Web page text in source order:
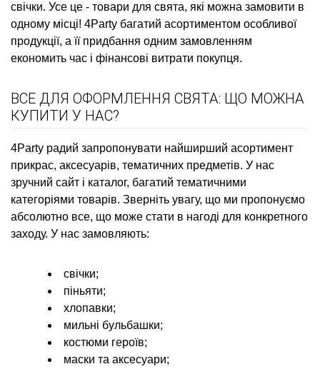
свічки. Усе це - товари для свята, які можна замовити в
одному місці! 4Party багатий асортиментом особливої
продукції, а її придбання одним замовленням
економить час і фінансові витрати покупця.
ВСЕ ДЛЯ ОФОРМЛЕННЯ СВЯТА: ЩО МОЖНА
КУПИТИ У НАС?
4Party радий запропонувати найширший асортимент
прикрас, аксесуарів, тематичних предметів. У нас
зручний сайт і каталог, багатий тематичними
категоріями товарів. Зверніть увагу, що ми пропонуємо
абсолютно все, що може стати в нагоді для конкретного
заходу. У нас замовляють:
свічки;
піньяти;
хлопавки;
мильні бульбашки;
костюми героїв;
маски та аксесуари;